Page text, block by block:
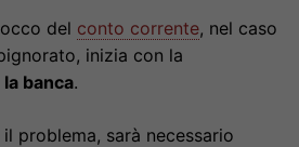
del conto corrente, nel caso
inizia con la
banca.
problema, sarà necessario